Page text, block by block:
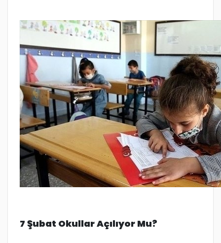
7 Şubat Okullar Açılıyor Mu?